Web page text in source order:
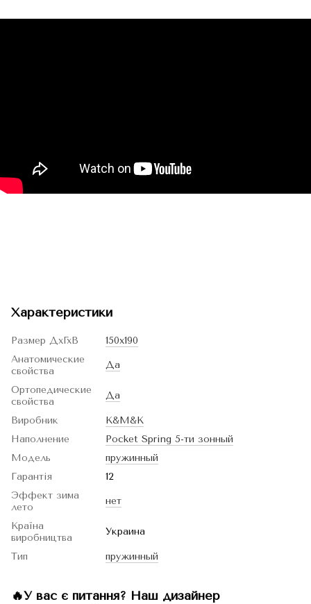
Характеристики
Размер ДхГхВ
150х190
Анатомические
свойства
Да
Ортопедические
свойства
Да
Виробник
K&M&K
Наполнение
Pocket Spring 5-ти зонный
Модель
пружинный
Гарантія
12
Эффект зима
лето
нет
Країна
виробництва
Украина
Тип пружинный
🔥У вас є питання? Наш дизайнер